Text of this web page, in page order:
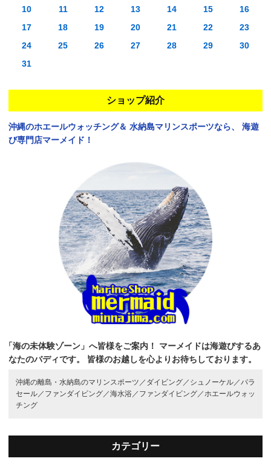
10
11 12 13 14 15
16
17
18 19 20 21 22
23
24
25 26 27 28 29
30
31
ショップ紹介
沖縄のホエールウォッチング＆ 水納島マリンスポーツなら、
海遊
び専門店マーメイド！
「海の未体験ゾーン」へ皆様をご案内！
マーメイドは海遊びするあ
なたのバディです。
皆様のお越しを心よりお待ちしております。
沖縄の離島・水納島のマリンスポーツ／ ダイビング／ シュノーケル／パラ
セール／ ファンダイビング／海水浴／ ファンダイビング／ホエールウォッ
チング
カテゴリー